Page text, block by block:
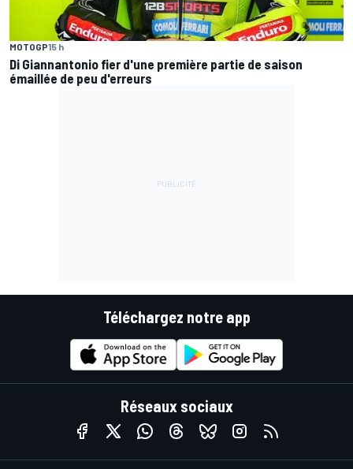
MOTOGP15 h
Di Giannantonio fier d'une première partie de saison
émaillée de peu d'erreurs
Téléchargez notre app
Réseaux sociaux